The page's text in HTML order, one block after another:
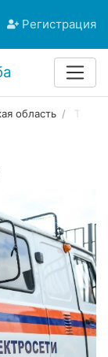
Регистрация
область